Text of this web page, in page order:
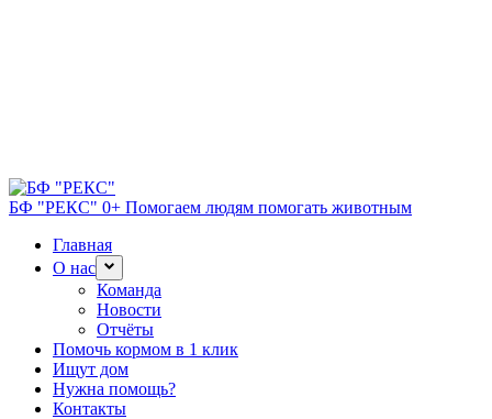
БФ "РЕКС" 0+ Помогаем людям помогать животным
Главная
О нас
Команда
Новости
Отчёты
Помочь кормом в 1 клик
Ищут дом
Нужна помощь?
Контакты